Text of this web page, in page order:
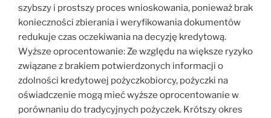
szybszy i prostszy proces wnioskowania, ponieważ brak
konieczności zbierania i weryfikowania dokumentów
redukuje czas oczekiwania na decyzję kredytową.
Wyższe oprocentowanie: Ze względu na większe ryzyko
związane z brakiem potwierdzonych informacji o
zdolności kredytowej pożyczkobiorcy, pożyczki na
oświadczenie mogą mieć wyższe oprocentowanie w
porównaniu do tradycyjnych pożyczek. Krótszy okres